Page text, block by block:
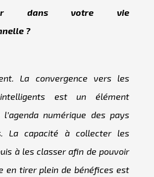
dans votre vie
?
La convergence vers les
est un élément
numérique des pays
La capacité à collecter les
à les classer afin de pouvoir
en tirer plein de bénéfices est